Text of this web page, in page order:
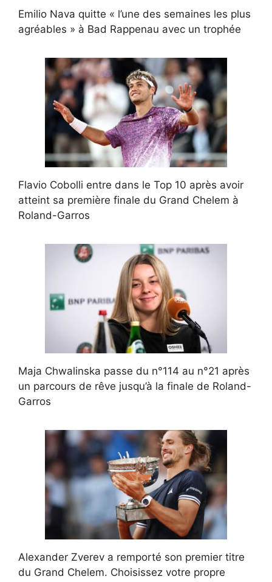
Emilio Nava quitte « l’une des semaines les plus
agréables » à Bad Rappenau avec un trophée
Flavio Cobolli entre dans le Top 10 après avoir
atteint sa première finale du Grand Chelem à
Roland-Garros
Maja Chwalinska passe du n°114 au n°21 après
un parcours de rêve jusqu’à la finale de Roland-
Garros
Alexander Zverev a remporté son premier titre
du Grand Chelem. Choisissez votre propre